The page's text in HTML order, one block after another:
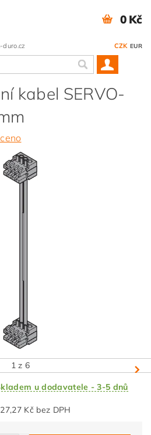
duro.cz CZK EUR
0 Kč
kabel SERVO-
1 z 6
u dodavatele - 3-5 dnů
227,27 Kč bez DPH